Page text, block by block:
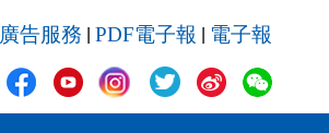
廣告服務 PDF電子報 電子報